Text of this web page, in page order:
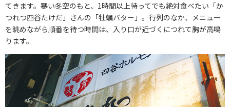
てきます。寒い冬空のもと、1時間以上待ってでも絶対食べたい「か
つれつ四谷たけだ」さんの「牡蠣バター」。行列のなか、メニュー
を眺めながら順番を待つ時間は、入り口が近づくにつれて胸が高鳴
ります。